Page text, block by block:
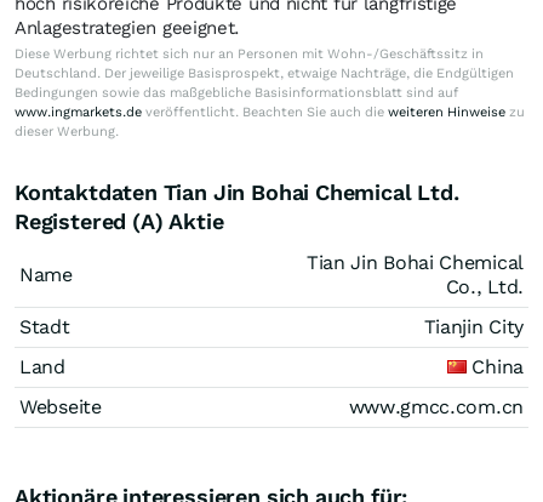
Anlagestrategien geeignet.
Diese Werbung richtet sich nur an Personen mit Wohn-/Geschäftssitz in
Deutschland. Der jeweilige Basisprospekt, etwaige Nachträge, die Endgültigen
Bedingungen sowie das maßgebliche Basisinformationsblatt sind auf
www.ingmarkets.de veröffentlicht. Beachten Sie auch die weiteren Hinweise zu
dieser Werbung.
Kontaktdaten Tian Jin Bohai Chemical Ltd.
Registered (A) Aktie
Name
Tian Jin Bohai Chemical
Co., Ltd.
Stadt
Tianjin City
Land
China
Webseite
www.gmcc.com.cn
Aktionäre interessieren sich auch für: